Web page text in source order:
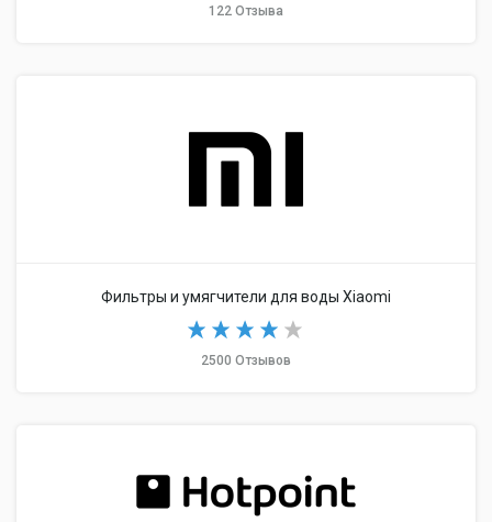
122 Отзыва
Фильтры и умягчители для воды Xiaomi
2500 Отзывов